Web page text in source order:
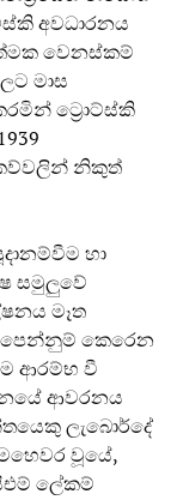
අවධාරනය
වෙනස්කම්
මාස
ට්‍රොට්ස්කි
නිකුත්
හා
සමුලුවේ
මෑත
කෙරෙන
ආරම්භ වී
ආවරනය
ලැබොර්දේ
වූයේ,
ලේකම්